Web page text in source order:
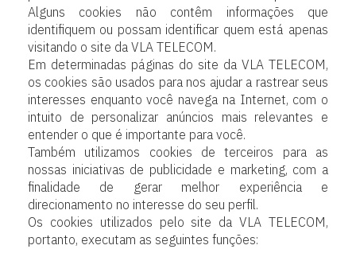
Alguns cookies não contêm informações que
identifiquem ou possam identificar quem está apenas
visitando o site da VLA TELECOM.
Em determinadas páginas do site da VLA TELECOM,
os cookies são usados para nos ajudar a rastrear seus
interesses enquanto você navega na Internet, com o
intuito de personalizar anúncios mais relevantes e
entender o que é importante para você.
Também utilizamos cookies de terceiros para as
nossas iniciativas de publicidade e marketing, com a
finalidade de gerar melhor experiência e
direcionamento no interesse do seu perfil.
Os cookies utilizados pelo site da VLA TELECOM,
portanto, executam as seguintes funções: